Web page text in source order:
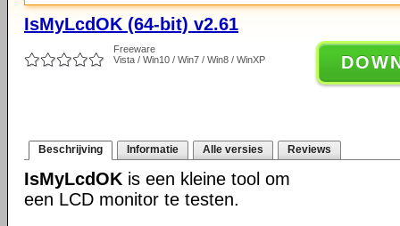
IsMyLcdOK (64-bit) v2.61
Freeware
Vista / Win10 / Win7 / Win8 / WinXP
Beschrijving Informatie Alle versies Reviews
IsMyLcdOK is een kleine tool om
een LCD monitor te testen.